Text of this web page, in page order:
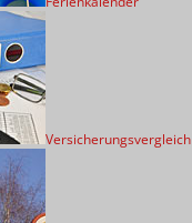
Versicherungsvergleich